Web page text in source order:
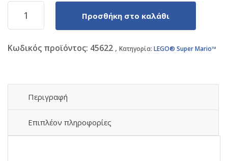
Lego
Super
Mario
Game
421τμχ
(72046)
ποσότητα
Προσθήκη στο καλάθι
Κωδικός προϊόντος: 45622 Κατηγορία: LEGO® Super Mario™
Περιγραφή
Επιπλέον πληροφορίες